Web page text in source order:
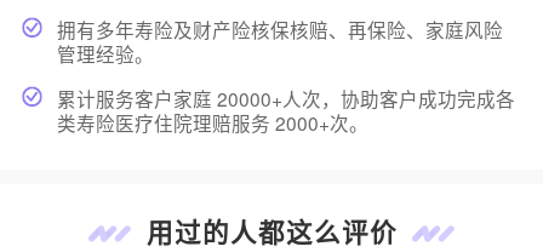
拥有多年寿险及财产险核保核赔、再保险、家庭风险
管理经验。
累计服务客户家庭 20000+人次，协助客户成功完成各
类寿险医疗住院理赔服务 2000+次。
用过的人都这么评价